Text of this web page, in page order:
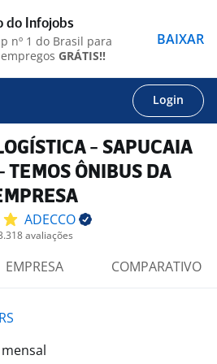
Login
- SAPUCAIA
TEMOS ÔNIBUS DA
ADECCO
avaliações
EMPRESA COMPARATIVO
do Infojobs
nº 1 do Brasil para
GRÁTIS!!
BAIXAR